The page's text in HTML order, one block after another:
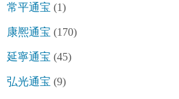
常平通宝 (1)
康熈通宝 (170)
延寧通宝 (45)
弘光通宝 (9)